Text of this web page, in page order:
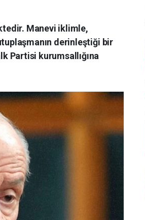
Manevi iklimle,
derinleştiği bir
Partisi kurumsallığına